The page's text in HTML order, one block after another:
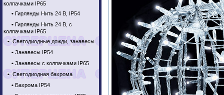
колпачками IP65
• Гирлянды Нить 24 В, IP54
• Гирлянды Нить 24 В, с
колпачками IP65
•Светодиодные дожди, занавесы
• Занавесы IP54
• Занавесы с колпачками IP65
•Светодиодная бахрома
• Бахрома IP54